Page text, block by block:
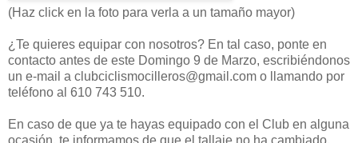
(Haz click en la foto para verla a un tamaño mayor)
¿Te quieres equipar con nosotros? En tal caso, ponte en
contacto antes de este Domingo 9 de Marzo, escribiéndonos
un e-mail a clubciclismocilleros@gmail.com o llamando por
teléfono al 610 743 510.
En caso de que ya te hayas equipado con el Club en alguna